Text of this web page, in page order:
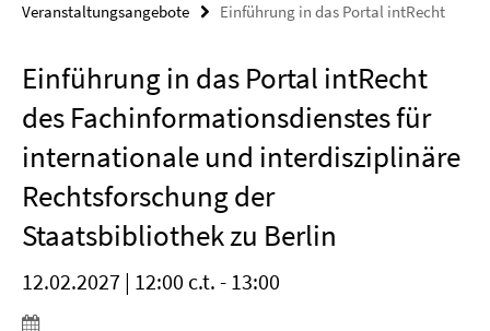
Veranstaltungsangebote
Einführung in das Portal intRecht
Einführung in das Portal intRecht
des Fachinformationsdienstes für
internationale und interdisziplinäre
Rechtsforschung der
Staatsbibliothek zu Berlin
12.02.2027 | 12:00 c.t. - 13:00